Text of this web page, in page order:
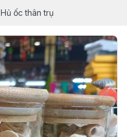
Hủ ốc thân trụ